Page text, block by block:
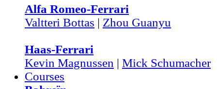
Alfa Romeo-Ferrari
Valtteri Bottas | Zhou Guanyu
Haas-Ferrari
Kevin Magnussen | Mick Schumacher
Courses